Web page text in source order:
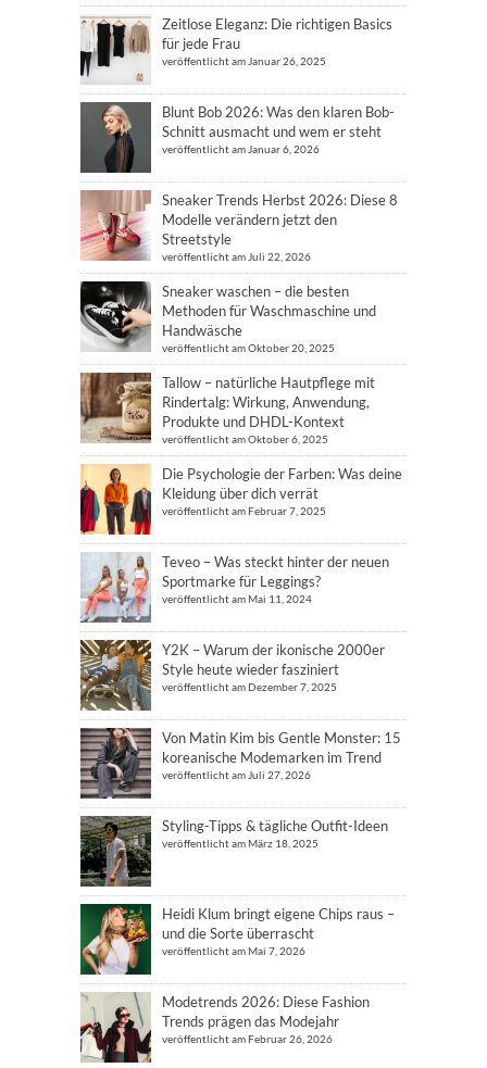
Zeitlose Eleganz: Die richtigen Basics
für jede Frau
veröffentlicht am Januar 26, 2025
Blunt Bob 2026: Was den klaren Bob-
Schnitt ausmacht und wem er steht
veröffentlicht am Januar 6, 2026
Sneaker Trends Herbst 2026: Diese 8
Modelle verändern jetzt den
Streetstyle
veröffentlicht am Juli 22, 2026
Sneaker waschen – die besten
Methoden für Waschmaschine und
Handwäsche
veröffentlicht am Oktober 20, 2025
Tallow – natürliche Hautpflege mit
Rindertalg: Wirkung, Anwendung,
Produkte und DHDL-Kontext
veröffentlicht am Oktober 6, 2025
Die Psychologie der Farben: Was deine
Kleidung über dich verrät
veröffentlicht am Februar 7, 2025
Teveo – Was steckt hinter der neuen
Sportmarke für Leggings?
veröffentlicht am Mai 11, 2024
Y2K – Warum der ikonische 2000er
Style heute wieder fasziniert
veröffentlicht am Dezember 7, 2025
Von Matin Kim bis Gentle Monster: 15
koreanische Modemarken im Trend
veröffentlicht am Juli 27, 2026
Styling-Tipps & tägliche Outfit-Ideen
veröffentlicht am März 18, 2025
Heidi Klum bringt eigene Chips raus –
und die Sorte überrascht
veröffentlicht am Mai 7, 2026
Modetrends 2026: Diese Fashion
Trends prägen das Modejahr
veröffentlicht am Februar 26, 2026